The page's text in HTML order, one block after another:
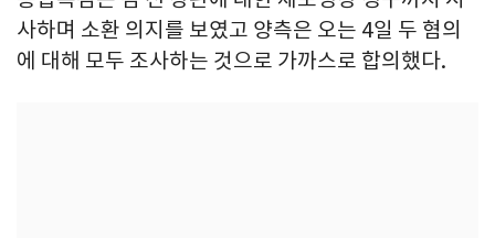
사하며 소환 의지를 보였고 양측은 오는 4일 두 혐의
에 대해 모두 조사하는 것으로 가까스로 합의했다.